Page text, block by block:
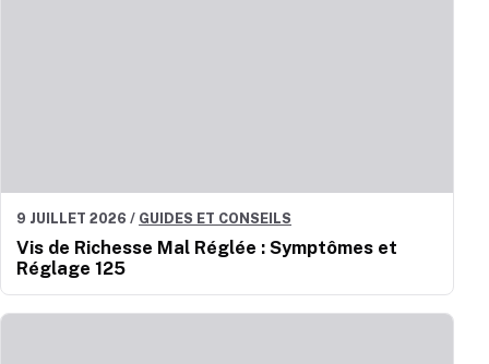
9 JUILLET 2026 / GUIDES ET CONSEILS
Vis de Richesse Mal Réglée : Symptômes et
Réglage 125